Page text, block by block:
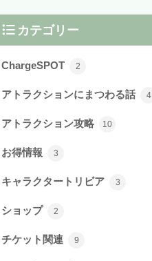
カテゴリー
ChargeSPOT 2
アトラクションにまつわる話 4
アトラクション攻略 10
お得情報 3
キャラクタートリビア 3
ショップ 2
チケット関連 9